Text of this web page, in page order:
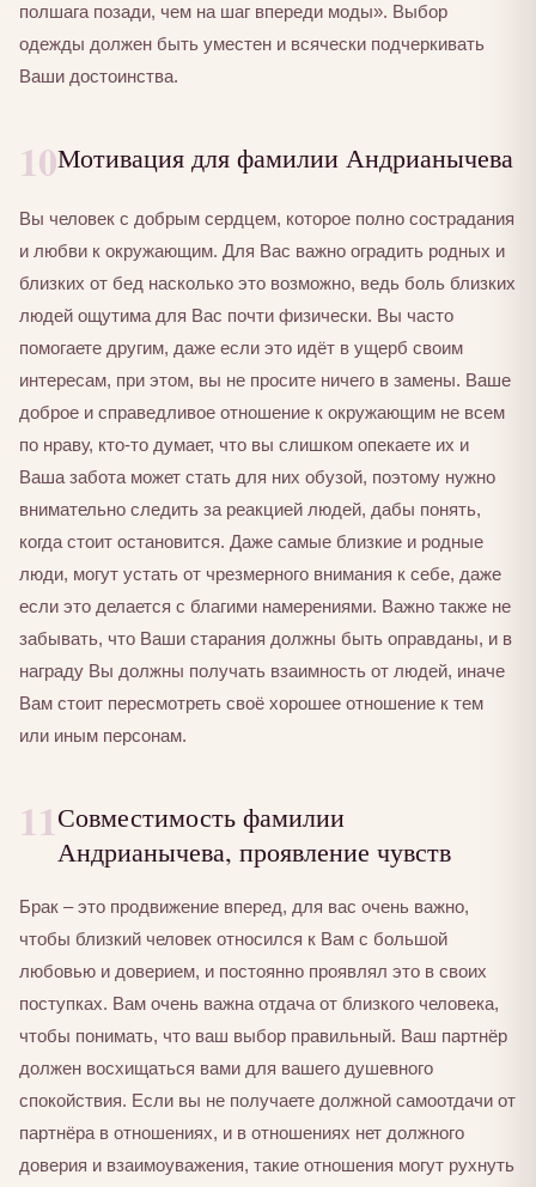
полшага позади, чем на шаг впереди моды». Выбор
одежды должен быть уместен и всячески подчеркивать
Ваши достоинства.
10Мотивация для фамилии Андрианычева
Вы человек с добрым сердцем, которое полно сострадания
и любви к окружающим. Для Вас важно оградить родных и
близких от бед насколько это возможно, ведь боль близких
людей ощутима для Вас почти физически. Вы часто
помогаете другим, даже если это идёт в ущерб своим
интересам, при этом, вы не просите ничего в замены. Ваше
доброе и справедливое отношение к окружающим не всем
по нраву, кто-то думает, что вы слишком опекаете их и
Ваша забота может стать для них обузой, поэтому нужно
внимательно следить за реакцией людей, дабы понять,
когда стоит остановится. Даже самые близкие и родные
люди, могут устать от чрезмерного внимания к себе, даже
если это делается с благими намерениями. Важно также не
забывать, что Ваши старания должны быть оправданы, и в
награду Вы должны получать взаимность от людей, иначе
Вам стоит пересмотреть своё хорошее отношение к тем
или иным персонам.
11Совместимость фамилии
Андрианычева, проявление чувств
Брак – это продвижение вперед, для вас очень важно,
чтобы близкий человек относился к Вам с большой
любовью и доверием, и постоянно проявлял это в своих
поступках. Вам очень важна отдача от близкого человека,
чтобы понимать, что ваш выбор правильный. Ваш партнёр
должен восхищаться вами для вашего душевного
спокойствия. Если вы не получаете должной самоотдачи от
партнёра в отношениях, и в отношениях нет должного
доверия и взаимоуважения, такие отношения могут рухнуть